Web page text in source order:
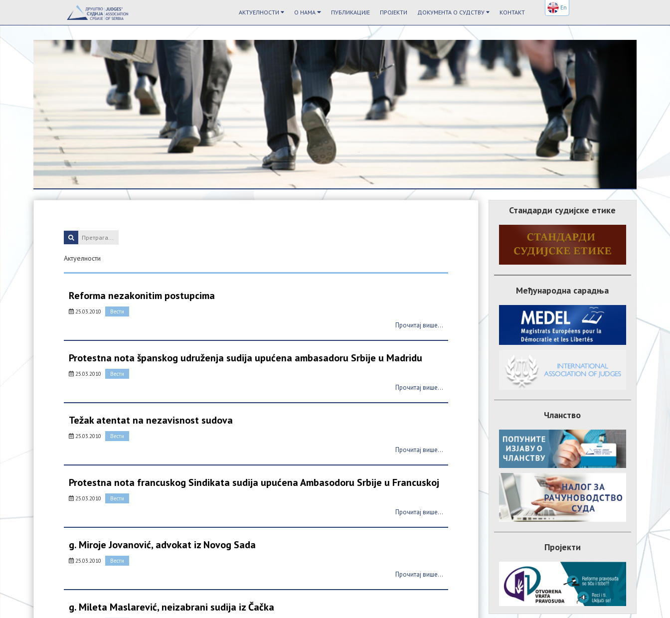
АКТУЕЛНОСТИ О НАМА ПУБЛИКАЦИЈЕ ПРОЈЕКТИ ДОКУМЕНТА О СУДСТВУ КОНТАКТ
Актуелности
Reforma nezakonitim postupcima
25.03.2010 Вести
Прочитај више...
Protestna nota španskog udruženja sudija upućena ambasadoru Srbije u Madridu
25.03.2010 Вести
Прочитај више...
Težak atentat na nezavisnost sudova
25.03.2010 Вести
Прочитај више...
Protestna nota francuskog Sindikata sudija upućena Ambasodoru Srbije u Francuskoj
25.03.2010 Вести
Прочитај више...
g. Miroje Jovanović, advokat iz Novog Sada
25.03.2010 Вести
Прочитај више...
g. Mileta Maslarević, neizabrani sudija iz Čačka
Стандарди судијске етике
Међународна сарадња
Чланство
Пројекти
En